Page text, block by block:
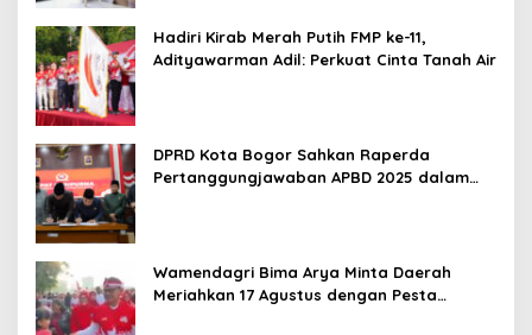
Hadiri Kirab Merah Putih FMP ke-11,
Adityawarman Adil: Perkuat Cinta Tanah Air
DPRD Kota Bogor Sahkan Raperda
Pertanggungjawaban APBD 2025 dalam
Wamendagri Bima Arya Minta Daerah
Meriahkan 17 Agustus dengan Pesta